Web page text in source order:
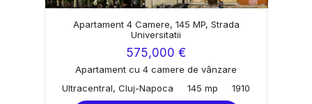
Apartament 4 Camere, 145 MP, Strada
Universitatii
575,000 €
Apartament cu 4 camere de vânzare
Ultracentral, Cluj-Napoca
145 mp 1910